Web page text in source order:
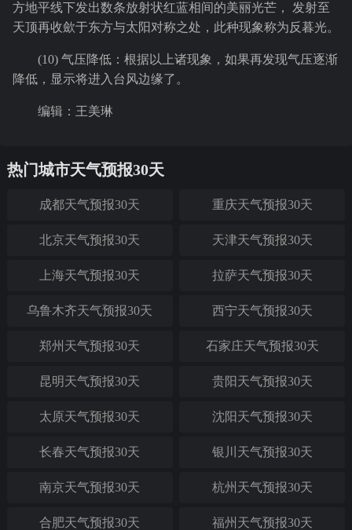
方地平线下发出数条放射状红蓝相间的美丽光芒， 发射至
天顶再收歛于东方与太阳对称之处，此种现象称为反暮光。
(10) 气压降低：根据以上诸现象，如果再发现气压逐渐
降低，显示将进入台风边缘了。
编辑：王美琳
热门城市天气预报30天
成都天气预报30天 重庆天气预报30天
北京天气预报30天 天津天气预报30天
上海天气预报30天 拉萨天气预报30天
乌鲁木齐天气预报30天 西宁天气预报30天
郑州天气预报30天 石家庄天气预报30天
昆明天气预报30天 贵阳天气预报30天
太原天气预报30天 沈阳天气预报30天
长春天气预报30天 银川天气预报30天
南京天气预报30天 杭州天气预报30天
合肥天气预报30天 福州天气预报30天